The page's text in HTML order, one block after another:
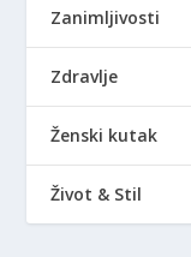
Zanimljivosti
Zdravlje
Ženski kutak
Život & Stil